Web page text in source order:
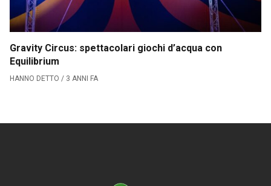
Collabora con noi
La Redazione
Gravity Circus: spettacolari giochi d’acqua con
Equilibrium
HANNO DETTO / 3 ANNI FA